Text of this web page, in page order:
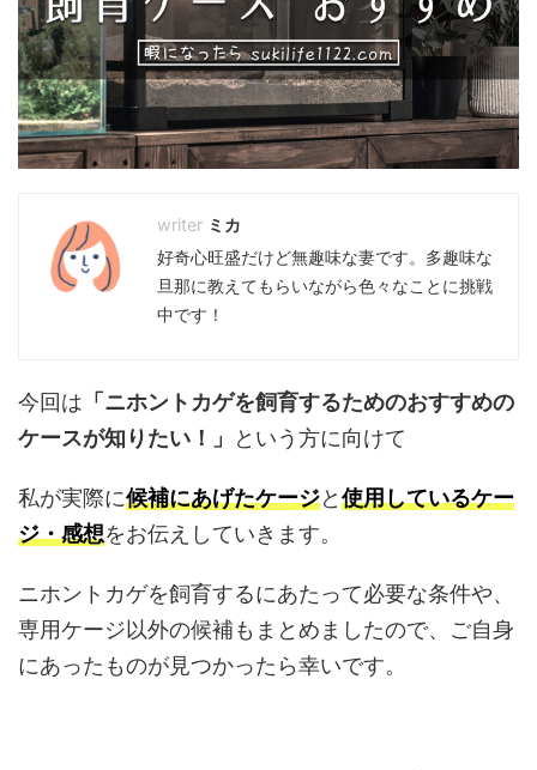
ミカ
好奇心旺盛だけど無趣味な妻です。多趣味な
旦那に教えてもらいながら色々なことに挑戦
中です！
今回は 「ニホントカゲを飼育するためのおすすめの
ケースが知りたい！」
という方に向けて
私が実際に候補にあげたケージと使用しているケー
ジ・感想をお伝えしていきます。
ニホントカゲを飼育するにあたって必要な条件や、
専用ケージ以外の候補もまとめましたので、ご自身
にあったものが見つかったら幸いです。